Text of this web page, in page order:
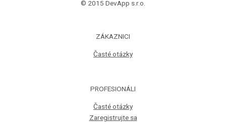
© 2015 DevApp s.r.o.
ZÁKAZNICI
Časté otázky
PROFESIONÁLI
Časté otázky
Zaregistrujte sa